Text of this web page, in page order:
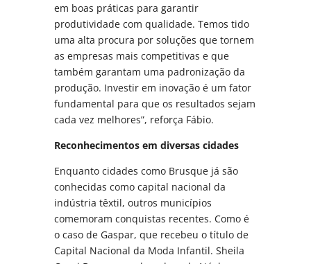
em boas práticas para garantir
produtividade com qualidade. Temos tido
uma alta procura por soluções que tornem
as empresas mais competitivas e que
também garantam uma padronização da
produção. Investir em inovação é um fator
fundamental para que os resultados sejam
cada vez melhores”, reforça Fábio.
Reconhecimentos em diversas cidades
Enquanto cidades como Brusque já são
conhecidas como capital nacional da
indústria têxtil, outros municípios
comemoram conquistas recentes. Como é
o caso de Gaspar, que recebeu o título de
Capital Nacional da Moda Infantil. Sheila